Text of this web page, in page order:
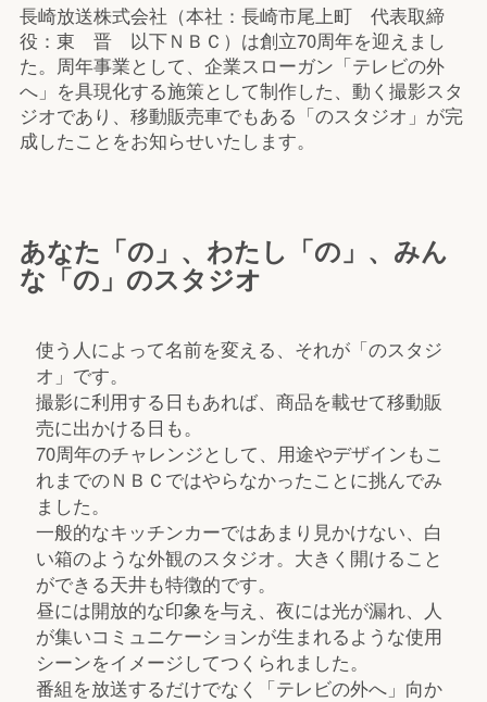
長崎放送株式会社（本社：長崎市尾上町 代表取締
役：東 晋 以下ＮＢＣ）は創立70周年を迎えまし
た。周年事業として、企業スローガン「テレビの外
へ」を具現化する施策として制作した、動く撮影スタ
ジオであり、移動販売車でもある「のスタジオ」が完
成したことをお知らせいたします。
あなた「の」、わたし「の」、みん
な「の」のスタジオ
使う人によって名前を変える、それが「のスタジ
オ」です。
撮影に利用する日もあれば、商品を載せて移動販
売に出かける日も。
70周年のチャレンジとして、用途やデザインもこ
れまでのＮＢＣではやらなかったことに挑んでみ
ました。
一般的なキッチンカーではあまり見かけない、白
い箱のような外観のスタジオ。大きく開けること
ができる天井も特徴的です。
昼には開放的な印象を与え、夜には光が漏れ、人
が集いコミュニケーションが生まれるような使用
シーンをイメージしてつくられました。
番組を放送するだけでなく「テレビの外へ」向か